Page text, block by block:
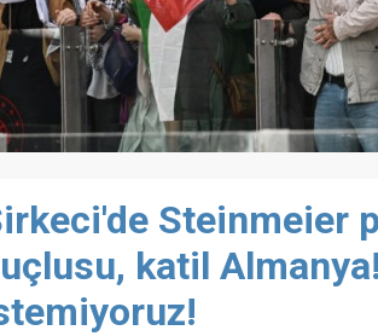
Steinmeier
katil